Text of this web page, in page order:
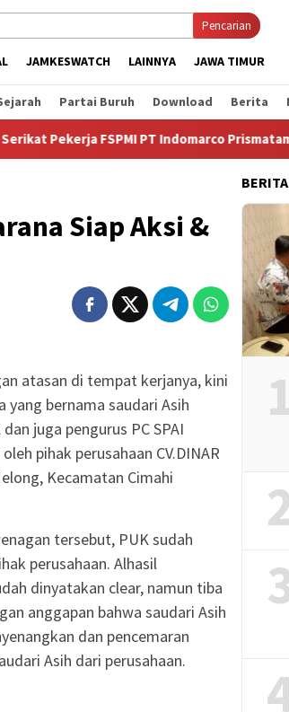
Pencarian
JAMKESWATCH LAINNYA JAWA TIMUR
Partai Buruh Download Berita
FSPMI PT Indomarco Prismatama
Siap Aksi &
atasan di tempat kerjanya, kini
yang bernama saudari Asih
juga pengurus PC SPAI
pihak perusahaan CV.DINAR
Kecamatan Cimahi
tersebut, PUK sudah
perusahaan. Alhasil
dinyatakan clear, namun tiba
anggapan bahwa saudari Asih
dan pencemaran
Asih dari perusahaan.